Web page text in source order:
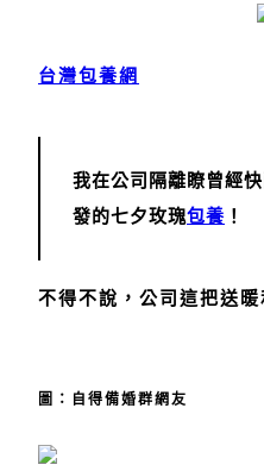
台灣包養網
我在公司隔離瞭曾經
發的七夕玫瑰包養 ！
不得不說，公司這把送暖
圖：自得備婚群網友